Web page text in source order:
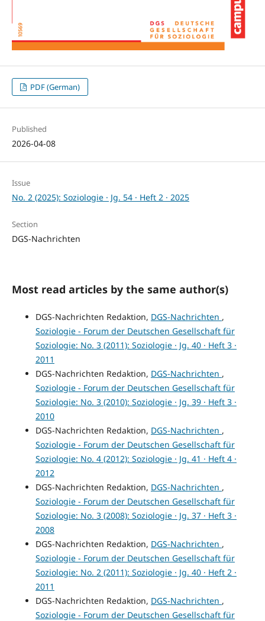
PDF (German)
Published
2026-04-08
Issue
No. 2 (2025): Soziologie · Jg. 54 · Heft 2 · 2025
Section
DGS-Nachrichten
Most read articles by the same author(s)
DGS-Nachrichten Redaktion, DGS-Nachrichten ,
Soziologie - Forum der Deutschen Gesellschaft für
Soziologie: No. 3 (2011): Soziologie · Jg. 40 · Heft 3 ·
2011
DGS-Nachrichten Redaktion, DGS-Nachrichten ,
Soziologie - Forum der Deutschen Gesellschaft für
Soziologie: No. 3 (2010): Soziologie · Jg. 39 · Heft 3 ·
2010
DGS-Nachrichten Redaktion, DGS-Nachrichten ,
Soziologie - Forum der Deutschen Gesellschaft für
Soziologie: No. 4 (2012): Soziologie · Jg. 41 · Heft 4 ·
2012
DGS-Nachrichten Redaktion, DGS-Nachrichten ,
Soziologie - Forum der Deutschen Gesellschaft für
Soziologie: No. 3 (2008): Soziologie · Jg. 37 · Heft 3 ·
2008
DGS-Nachrichten Redaktion, DGS-Nachrichten ,
Soziologie - Forum der Deutschen Gesellschaft für
Soziologie: No. 2 (2011): Soziologie · Jg. 40 · Heft 2 ·
2011
DGS-Nachrichten Redaktion, DGS-Nachrichten ,
Soziologie - Forum der Deutschen Gesellschaft für